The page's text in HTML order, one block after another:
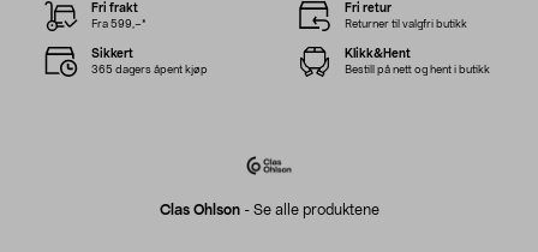
Clas Ohlson- Se alle produktene
Fri frakt
Fra 599,–*
Fri retur
Returner til valgfri butikk
Sikkert
365 dagers åpent kjøp
Klikk&Hent
Bestill på nett og hent i butikk